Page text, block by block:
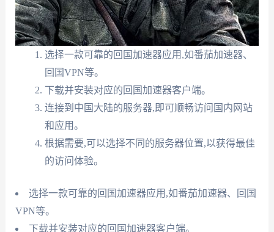
选择一款可靠的回国加速器应用,如番茄加速器、
回国VPN等。
下载并安装对应的回国加速器客户端。
连接到中国大陆的服务器,即可顺畅访问国内网站
和应用。
根据需要,可以选择不同的服务器位置,以获得最佳
的访问体验。
选择一款可靠的回国加速器应用,如番茄加速器、回国
VPN等。
下载并安装对应的回国加速器客户端。